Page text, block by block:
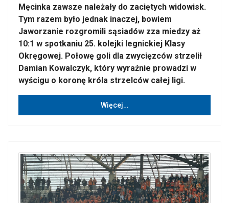
Męcinka zawsze należały do zaciętych widowisk.
Tym razem było jednak inaczej, bowiem
Jaworzanie rozgromili sąsiadów zza miedzy aż
10:1 w spotkaniu 25. kolejki legnickiej Klasy
Okręgowej. Połowę goli dla zwycięzców strzelił
Damian Kowalczyk, który wyraźnie prowadzi w
wyścigu o koronę króla strzelców całej ligi.
Więcej…